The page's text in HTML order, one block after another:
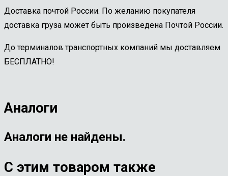
Доставка почтой России. По желанию покупателя
доставка груза может быть произведена Почтой России.
До терминалов транспортных компаний мы доставляем
БЕСПЛАТНО!
Аналоги
Аналоги не найдены.
С этим товаром также